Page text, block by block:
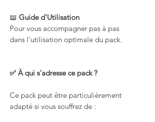
📖 Guide d'Utilisation
Pour vous accompagner pas à pas
dans l'utilisation optimale du pack.
✅ À qui s'adresse ce pack ?
Ce pack peut être particulièrement
adapté si vous souffrez de :